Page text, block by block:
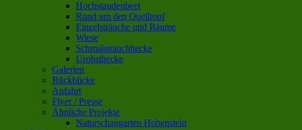
Hochstaudenbeet
Rund um den Quelltopf
Einzelsträuche und Bäume
Wiese
Schmalstrauchhecke
Urobsthecke
Galerien
Rückblicke
Anfahrt
Flyer / Presse
Ähnliche Projekte
Naturschaugarten Hohenstein